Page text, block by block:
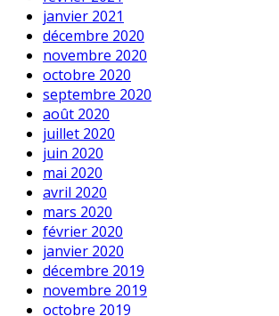
janvier 2021
décembre 2020
novembre 2020
octobre 2020
septembre 2020
août 2020
juillet 2020
juin 2020
mai 2020
avril 2020
mars 2020
février 2020
janvier 2020
décembre 2019
novembre 2019
octobre 2019